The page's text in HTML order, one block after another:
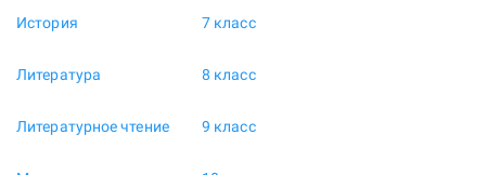
История
Литература
Литературное чтение
7 класс
8 класс
9 класс